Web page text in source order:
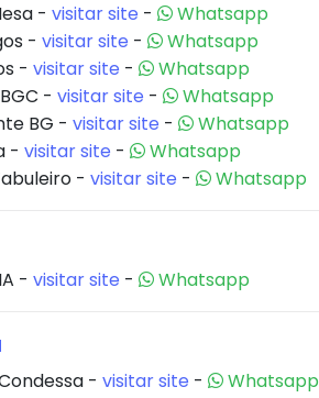
- visitar site -
Whatsapp
- visitar site -
Whatsapp
- visitar site -
Whatsapp
- visitar site -
Whatsapp
BG - visitar site -
Whatsapp
- visitar site -
Whatsapp
- visitar site - Whatsapp
- visitar site - Whatsapp
- visitar site -
Whatsapp